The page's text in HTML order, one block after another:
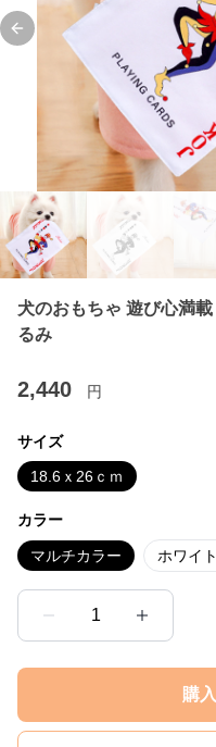
Previous slide
犬のおもちゃ 遊び心満
るみ
2,440 円
サイズ
18.6ｘ26ｃｍ
カラー
マルチカラー ホワイ
1
購